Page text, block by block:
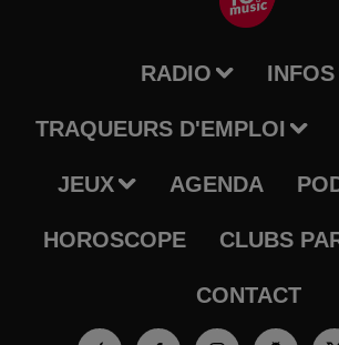
RADIO INFOS
TRAQUEURS D'EMPLOI
JEUX AGENDA
HOROSCOPE CLUBS
CONTACT